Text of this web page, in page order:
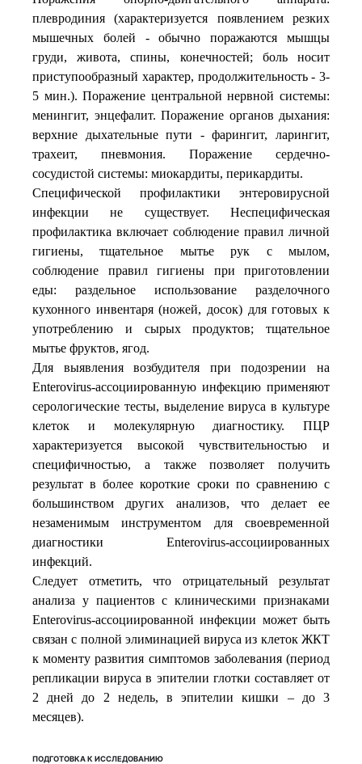
плевродиния (характеризуется появлением резких
мышечных болей - обычно поражаются мышцы
груди, живота, спины, конечностей; боль носит
приступообразный характер, продолжительность - 3-
5 мин.). Поражение центральной нервной системы:
менингит, энцефалит. Поражение органов дыхания:
верхние дыхательные пути - фарингит, ларингит,
трахеит, пневмония. Поражение сердечно-
сосудистой системы: миокардиты, перикардиты.
Специфической профилактики энтеровирусной
инфекции не существует. Неспецифическая
профилактика включает соблюдение правил личной
гигиены, тщательное мытье рук с мылом,
соблюдение правил гигиены при приготовлении
еды: раздельное использование разделочного
кухонного инвентаря (ножей, досок) для готовых к
употреблению и сырых продуктов; тщательное
мытье фруктов, ягод.
Для выявления возбудителя при подозрении на
Enterovirus-ассоциированную инфекцию применяют
серологические тесты, выделение вируса в культуре
клеток и молекулярную диагностику. ПЦР
характеризуется высокой чувствительностью и
специфичностью, а также позволяет получить
результат в более короткие сроки по сравнению с
большинством других анализов, что делает ее
незаменимым инструментом для своевременной
диагностики Enterovirus-ассоциированных
инфекций.
Следует отметить, что отрицательный результат
анализа у пациентов с клиническими признаками
Enterovirus-ассоциированной инфекции может быть
связан с полной элиминацией вируса из клеток ЖКТ
к моменту развития симптомов заболевания (период
репликации вируса в эпителии глотки составляет от
2 дней до 2 недель, в эпителии кишки – до 3
месяцев).
ПОДГОТОВКА К ИССЛЕДОВАНИЮ